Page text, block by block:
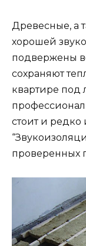
Древесные, а
хорошей
подвержены
сохраняют
квартире под
стоит и редко
проверенных